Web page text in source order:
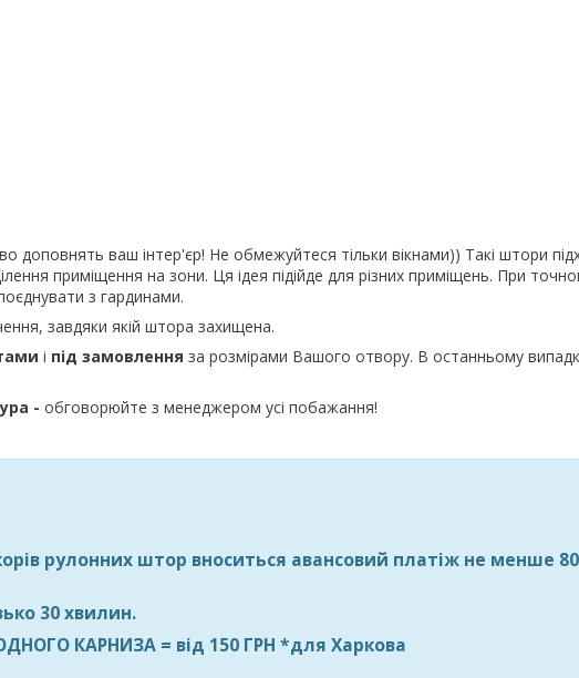
доповнять ваш інтер'єр! Не обмежуйтеся тільки вікнами)) Такі штори
приміщення на зони. Ця ідея підійде для різних приміщень. При
з гардинами.
завдяки якій штора захищена.
і під замовлення за розмірами Вашого отвору. В останньому
- обговорюйте з менеджером усі побажання!
рулонних штор вноситься авансовий платіж не менше
30 хвилин.
КАРНИЗА = від 150 ГРН *для Харкова